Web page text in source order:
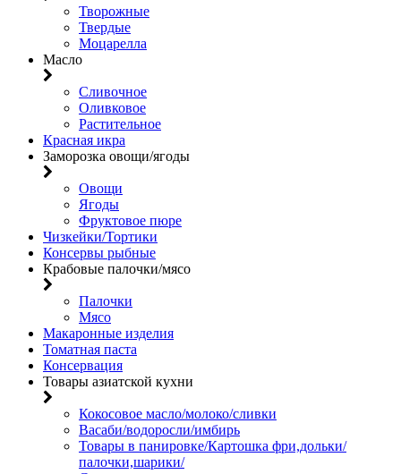
Творожные
Твердые
Моцарелла
Масло
Сливочное
Оливковое
Растительное
Красная икра
Заморозка овощи/ягоды
Овощи
Ягоды
Фруктовое пюре
Чизкейки/Тортики
Консервы рыбные
Крабовые палочки/мясо
Палочки
Мясо
Макаронные изделия
Томатная паста
Консервация
Товары азиатской кухни
Кокосовое масло/молоко/сливки
Васаби/водоросли/имбирь
Товары в панировке/Картошка фри,дольки/
палочки,шарики/